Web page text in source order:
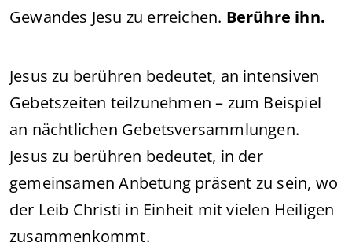
Gewandes Jesu zu erreichen. Berühre ihn.
Jesus zu berühren bedeutet, an intensiven
Gebetszeiten teilzunehmen – zum Beispiel
an nächtlichen Gebetsversammlungen.
Jesus zu berühren bedeutet, in der
gemeinsamen Anbetung präsent zu sein, wo
der Leib Christi in Einheit mit vielen Heiligen
zusammenkommt.